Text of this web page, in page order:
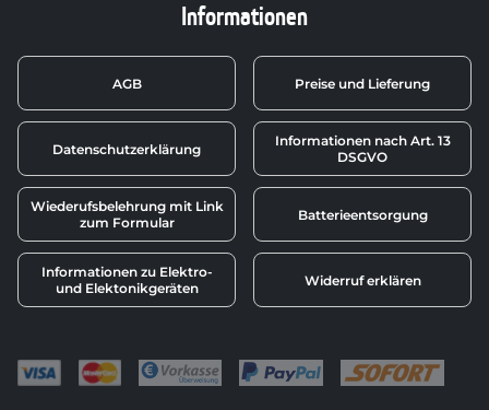
Informationen
AGB Preise und Lieferung
Datenschutzerklärung
Informationen nach Art. 13
DSGVO
Wiederufsbelehrung mit Link
zum Formular
Batterieentsorgung
Informationen zu Elektro-
und Elektonikgeräten
Widerruf erklären